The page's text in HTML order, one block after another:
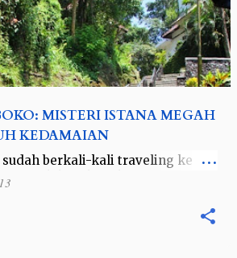
MISTERI ISTANA MEGAH
KEDAMAIAN
sudah berkali-kali traveling ke
untuk kesekian kalinya saya
si kota pelajar ini. Rencana
mau numpang lewat dan…